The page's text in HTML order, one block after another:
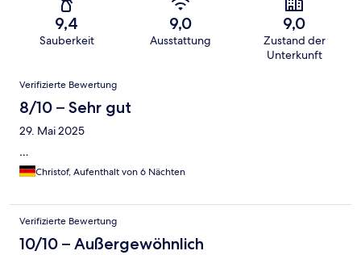
9,4
Sauberkeit
9,0
Ausstattung
9,0
Zustand der
Unterkunft
Bewertungen
Verifizierte Bewertung
8/10 – Sehr gut
29. Mai 2025
…
Christof, Aufenthalt von 6 Nächten
Verifizierte Bewertung
10/10 – Außergewöhnlich